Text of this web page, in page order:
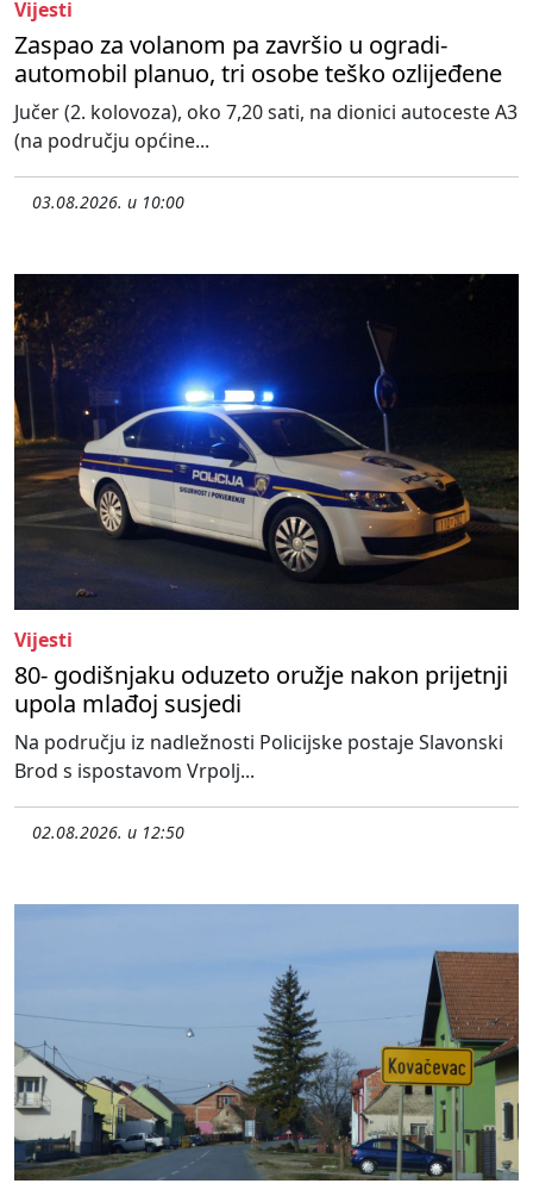
Vijesti
Zaspao za volanom pa završio u ogradi-
automobil planuo, tri osobe teško ozlijeđene
Jučer (2. kolovoza), oko 7,20 sati, na dionici autoceste A3
(na području općine...
03.08.2026. u 10:00
Vijesti
80- godišnjaku oduzeto oružje nakon prijetnji
upola mlađoj susjedi
Na području iz nadležnosti Policijske postaje Slavonski
Brod s ispostavom Vrpolj...
02.08.2026. u 12:50